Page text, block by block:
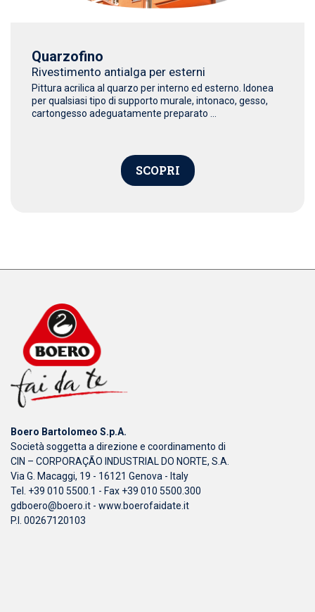
Quarzofino
Rivestimento antialga per esterni
Pittura acrilica al quarzo per interno ed esterno. Idonea
per qualsiasi tipo di supporto murale, intonaco, gesso,
cartongesso adeguatamente preparato ...
SCOPRI
Boero Bartolomeo S.p.A.
Società soggetta a direzione e coordinamento di
CIN – CORPORAÇÃO INDUSTRIAL DO NORTE, S.A.
Via G. Macaggi, 19 - 16121 Genova - Italy
Tel. +39 010 5500.1 - Fax +39 010 5500.300
gdboero@boero.it - www.boerofaidate.it
P.I. 00267120103